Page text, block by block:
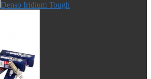
Denso Iridium Tough